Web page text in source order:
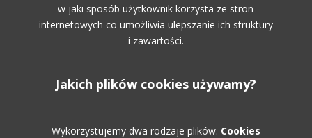
w jaki sposób użytkownik korzysta ze stron
internetowych co umożliwia ulepszanie ich struktury
i zawartości.
Jakich plików cookies używamy?
Wykorzystujemy dwa rodzaje plików. Cookies